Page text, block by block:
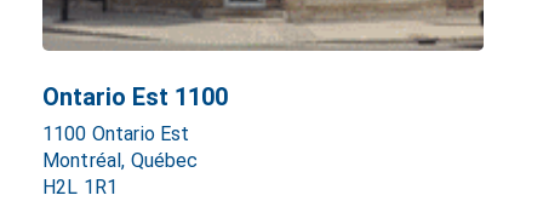
Ontario Est 1100
1100 Ontario Est
Montréal, Québec
H2L 1R1